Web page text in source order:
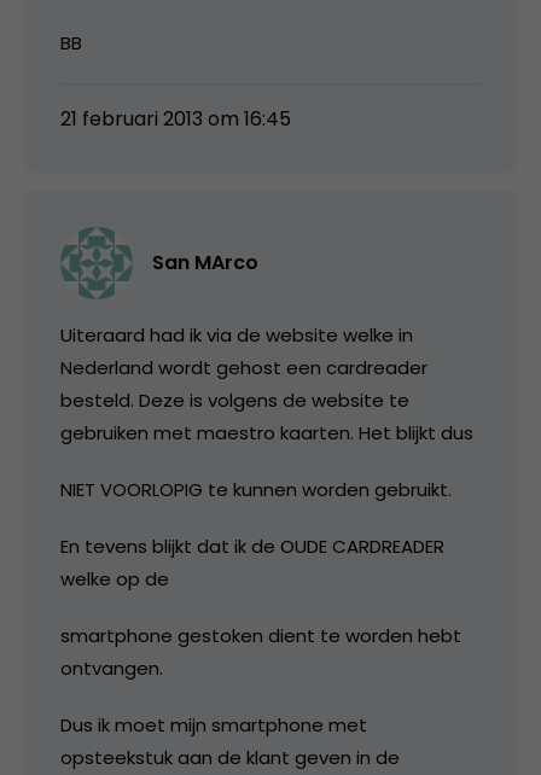
BB
21 februari 2013 om 16:45
San MArco
Uiteraard had ik via de website welke in
Nederland wordt gehost een cardreader
besteld. Deze is volgens de website te
gebruiken met maestro kaarten. Het blijkt dus
NIET VOORLOPIG te kunnen worden gebruikt.
En tevens blijkt dat ik de OUDE CARDREADER
welke op de
smartphone gestoken dient te worden hebt
ontvangen.
Dus ik moet mijn smartphone met
opsteekstuk aan de klant geven in de